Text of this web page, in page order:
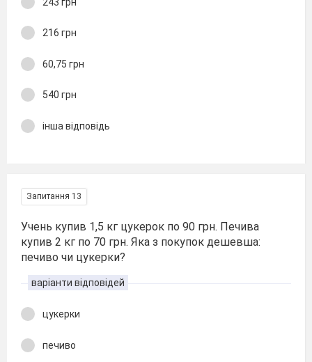
216 грн
60,75 грн
540 грн
інша відповідь
Запитання 13
Учень купив 1,5 кг цукерок по 90 грн. Печива
купив 2 кг по 70 грн. Яка з покупок дешевша:
печиво чи цукерки?
варіанти відповідей
цукерки
печиво